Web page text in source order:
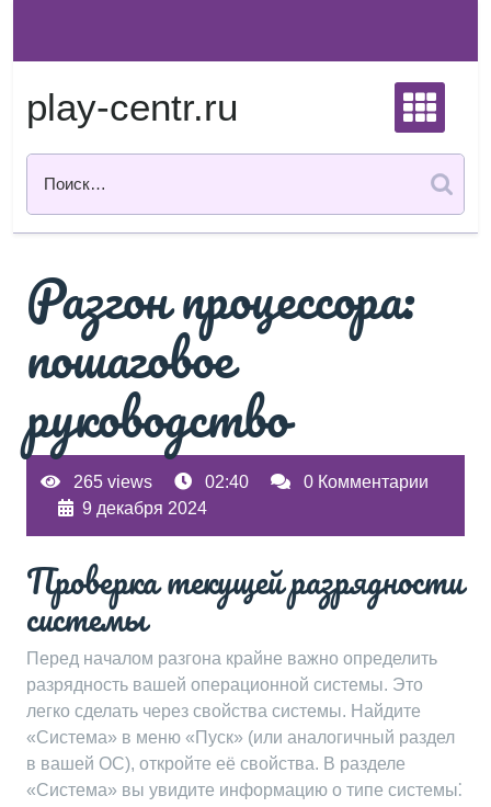
содержимому
play-centr.ru
Разгон процессора:
пошаговое
руководство
265 views 02:40
0 Комментарии
9 декабря 2024
Проверка текущей разрядности
системы
Перед началом разгона крайне важно определить
разрядность вашей операционной системы. Это
легко сделать через свойства системы. Найдите
«Система» в меню «Пуск» (или аналогичный раздел
в вашей ОС), откройте её свойства. В разделе
«Система» вы увидите информацию о типе системы⁚